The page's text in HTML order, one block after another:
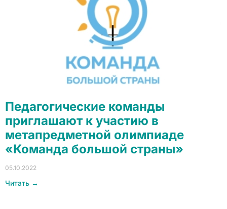
Педагогические команды
приглашают к участию в
метапредметной олимпиаде
«Команда большой страны»
05.10.2022
Читать →